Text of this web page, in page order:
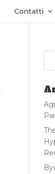
Contatti